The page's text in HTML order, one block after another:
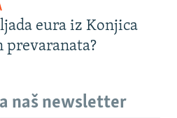
eura iz Konjica
prevaranata?
naš newsletter